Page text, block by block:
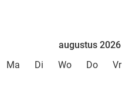
augustus 2026
Ma
Di Wo Do Vr